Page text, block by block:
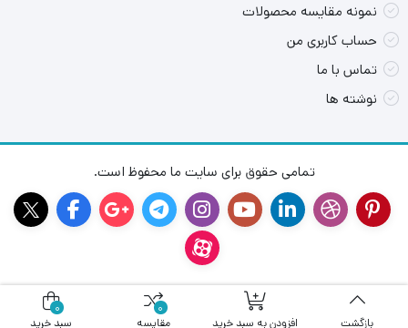
نمونه مقایسه محصولات
حساب کاربری من
تماس با ما
نوشته ها
تمامی حقوق برای سایت ما محفوظ است.
بازگشت افزودن به سبد خرید
0
مقایسه
0
سبد خرید